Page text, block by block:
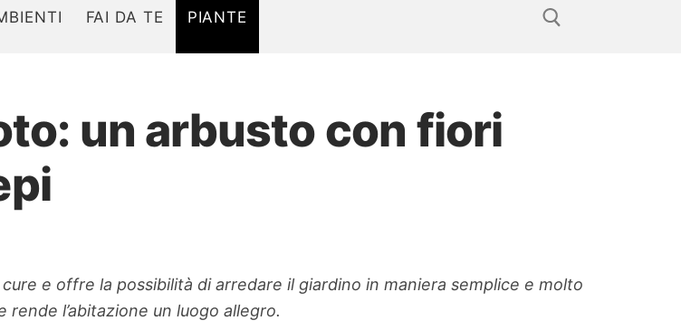
FAI DA TE PIANTE
Search for:
un arbusto con fiori
e offre la possibilità di arredare il giardino in maniera semplice e molto
l’abitazione un luogo allegro.